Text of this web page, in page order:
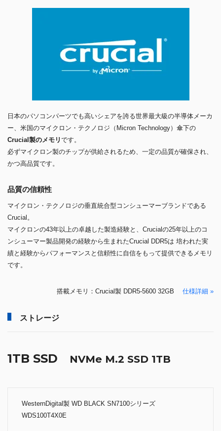
日本のパソコンパーツでも高いシェアを誇る世界最大級の半導体メーカ
ー、米国のマイクロン・テクノロジ（Micron Technology）傘下の
Crucial製のメモリです。
必ずマイクロン製のチップが供給されるため、一定の品質が確保され、
かつ高品質です。
品質の信頼性
マイクロン・テクノロジの垂直統合型コンシューマーブランドである
Crucial。
マイクロンの43年以上の卓越した製造経験と、Crucialの25年以上のコ
ンシューマー製品開発の経験から生まれたCrucial DDR5は 培われた実
績と経験からパフォーマンスと信頼性に自信をもって提供できるメモリ
です。
搭載メモリ：Crucial製 DDR5-5600 32GB 仕様詳細 »
ストレージ
1TB SSD NVMe M.2 SSD 1TB
WesternDigital製 WD BLACK SN7100シリーズ
WDS100T4X0E